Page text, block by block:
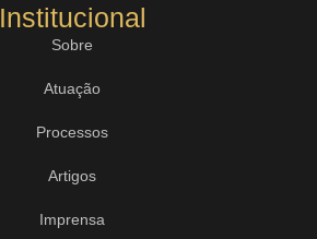
Institucional
Sobre
Atuação
Processos
Artigos
Imprensa